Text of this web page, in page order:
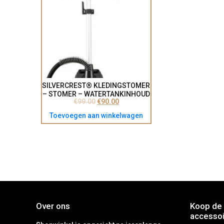
SILVERCREST® KLEDINGSTOMER
– STOMER – WATERTANKINHOUD
2.5L – 1630W – VOOR
ONTKREUKEN OF OPFRISSEN –
DOOD BACTERIËN
€99.00 €90.00
Toevoegen aan winkelwagen
Over ons
Koop